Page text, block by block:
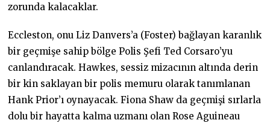
zorunda kalacaklar.
Eccleston, onu Liz Danvers’a (Foster) bağlayan karanlık
bir geçmişe sahip bölge Polis Şefi Ted Corsaro’yu
canlandıracak. Hawkes, sessiz mizacının altında derin
bir kin saklayan bir polis memuru olarak tanımlanan
Hank Prior’ı oynayacak. Fiona Shaw da geçmişi sırlarla
dolu bir hayatta kalma uzmanı olan Rose Aguineau